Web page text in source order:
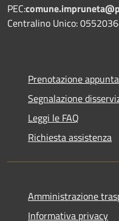
PEC:
Centralino Unico:
Prenotazione
Segnalazione
Leggi le FAQ
Richiesta assistenza
Amministrazione
Informativa privacy